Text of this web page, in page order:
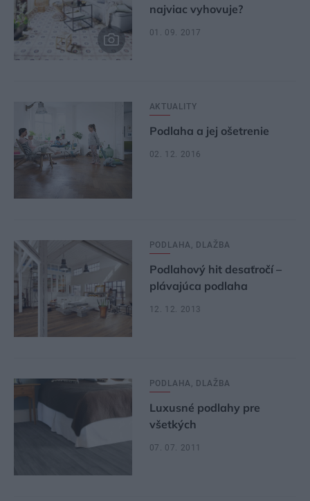
najviac vyhovuje?
01. 09. 2017
AKTUALITY
Podlaha a jej ošetrenie
02. 12. 2016
PODLAHA, DLAŽBA
Podlahový hit desaťročí –
plávajúca podlaha
12. 12. 2013
PODLAHA, DLAŽBA
Luxusné podlahy pre
všetkých
07. 07. 2011